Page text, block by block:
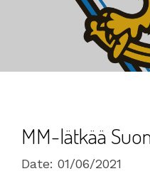
MM-lätkää
Date: 01/06/2021